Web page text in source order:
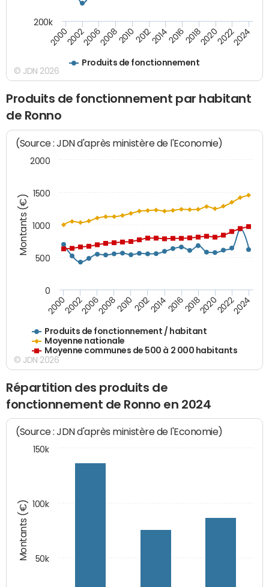
Produits de fonctionnement
200020022006200820102012201420162018202020222024
200k
© JDN 2026
Produits de fonctionnement par habitant
de Ronno
Montants (€)
(Source : JDN d'après ministère de l'Economie)
Produits de fonctionnement / habitant
Moyenne nationale
Moyenne communes de 500 à 2 000 habitants
200020022006200820102012201420162018202020222024
500
1000
1500
0
2000
© JDN 2026
Répartition des produits de
fonctionnement de Ronno en 2024
Montants (€)
(Source : JDN d'après ministère de l'Economie)
50k
100k
150k